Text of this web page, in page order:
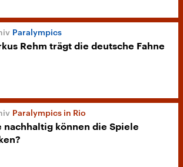
Paralympics
Rehm trägt die deutsche Fahne
Paralympics in Rio
nachhaltig können die Spiele